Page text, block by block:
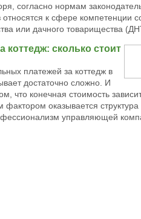
согласно нормам
к сфере компетенции
или дачного товарищества
сколько стоит
платежей за коттедж в
достаточно сложно. И
что конечная стоимость
оказывается структура
управляющей